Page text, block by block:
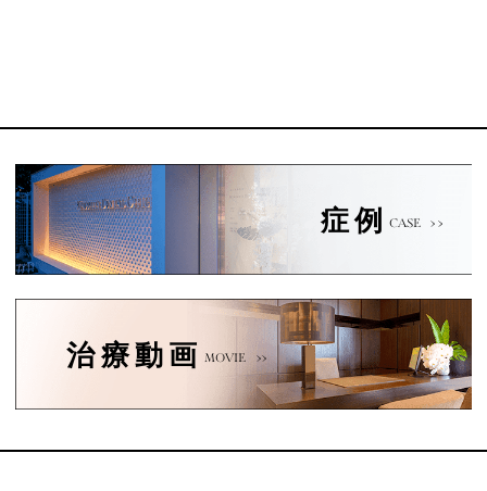
症例 CASE
治療動画 MOVIE